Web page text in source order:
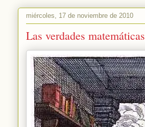
miércoles, 17 de noviembre de 2010
Las verdades